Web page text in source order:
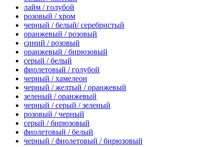
лайм / голубой
розовый / хром
черный / белый/ серебристый
оранжевый / розовый
синий / розовый
оранжевый / бирюзовый
серый / белый
фиолетовый / голубой
черный / хамелеон
черный / желтый / оранжевый
зеленый / оранжевый
черный / серый / зеленый
розовый / черный
серый / бирюзовый
фиолетовый / белый
черный / фиолетовый / бирюзовый